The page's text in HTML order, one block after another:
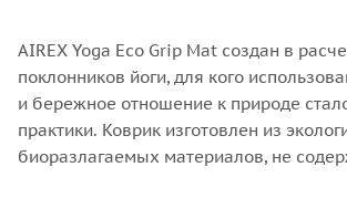
AIREX Yoga Eco Grip Mat создан в
поклонников йоги, для кого
и бережное отношение к природе
практики. Коврик изготовлен из
биоразлагаемых материалов, не